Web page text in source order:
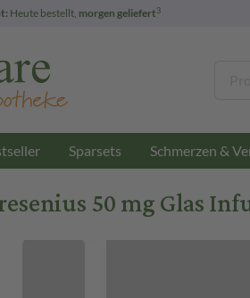
Heute bestellt, morgen geliefert3
Sparsets Schmerzen &
50 mg Glas